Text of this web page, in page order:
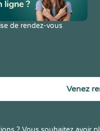
de rendez-vous
Venez